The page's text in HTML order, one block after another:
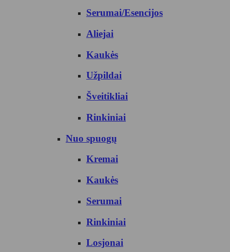
Serumai/Esencijos
Aliejai
Kaukės
Užpildai
Šveitikliai
Rinkiniai
Nuo spuogų
Kremai
Kaukės
Serumai
Rinkiniai
Losjonai